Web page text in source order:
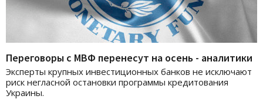
Переговоры с МВФ перенесут на осень - аналитики
Эксперты крупных инвестиционных банков не исключают
риск негласной остановки программы кредитования
Украины.